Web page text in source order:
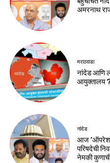
अमरनाथ
मराठवाडा
नांदेड आणि
आयुक्तालय ?
नांदेड
आज ‘ऑपरेशन
परिषदेची
नेमकी